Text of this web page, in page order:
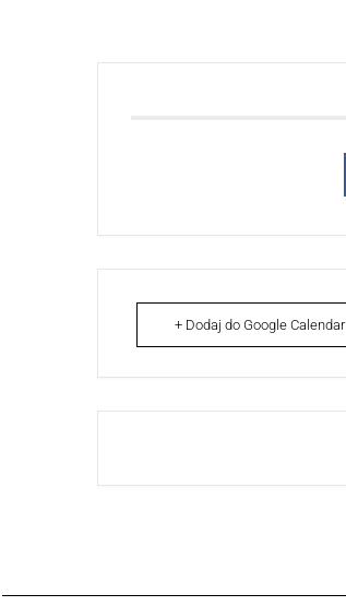
+ Dodaj do Google Calendar